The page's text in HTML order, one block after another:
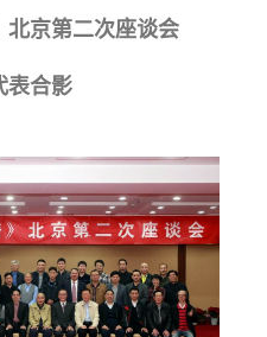
北京第二次座谈会
表合影